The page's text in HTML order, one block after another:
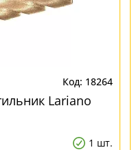
18264
Lariano
1 шт.